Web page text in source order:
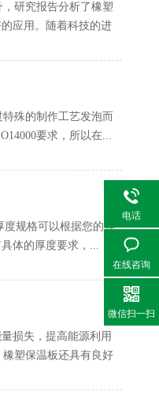
研究报告分析了橡塑
应用。随着科技的进
殊的制作工艺发泡而
要求，所以在...
度规格可以根据您的具
体的厚度要求，...
损失，提高能源利用
塑保温板还具有良好
电话
在线咨询
微信扫一扫